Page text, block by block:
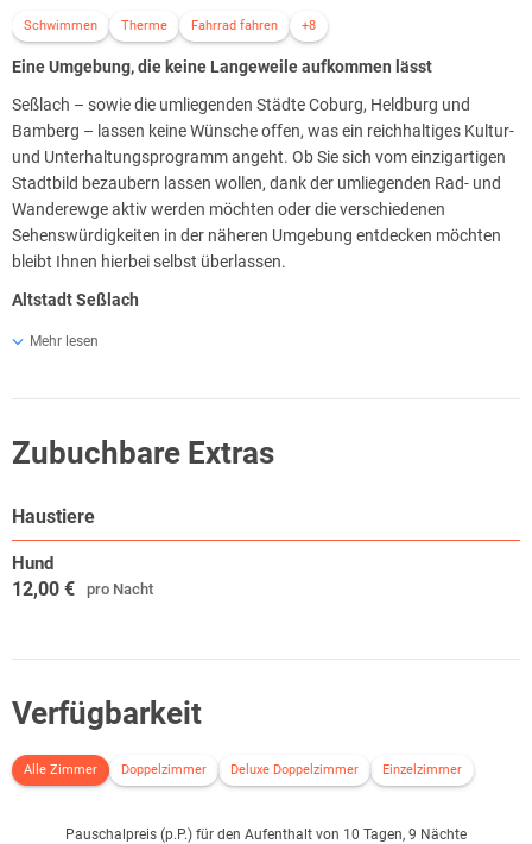
Schwimmen Therme Fahrrad fahren +8
Eine Umgebung, die keine Langeweile aufkommen lässt
Seßlach – sowie die umliegenden Städte Coburg, Heldburg und
Bamberg – lassen keine Wünsche offen, was ein reichhaltiges Kultur-
und Unterhaltungsprogramm angeht. Ob Sie sich vom einzigartigen
Stadtbild bezaubern lassen wollen, dank der umliegenden Rad- und
Wanderewge aktiv werden möchten oder die verschiedenen
Sehenswürdigkeiten in der näheren Umgebung entdecken möchten
bleibt Ihnen hierbei selbst überlassen.
Altstadt Seßlach
Seßlach, oft auch das „Kleinod des Coburger Landes“ genannt besitzt
nicht finden.
Die Umgebung rund um Seßlach bietet Ihnen eine Vielzahl an
Sehenswürdigkeiten und Ausflugszielen – von Burgen über Schlösser
bis hin zum Wildpark ist für jeden Geschmack etwas dabei.
Bädern steht Ihnen in näherer Umgebung bereit.
Auch zum Shopping lädt die Seßlacher Umgebung ein. Hier steht dem
Besichtigung verschiedener Outlet und Manufakturen nichts im
Mehr lesen
Zubuchbare Extras
Haustiere
Hund
12,00 € pro Nacht
Verfügbarkeit
Alle Zimmer Doppelzimmer Deluxe Doppelzimmer Einzelzimmer
Pauschalpreis (p.P.) für den Aufenthalt von 10 Tagen, 9 Nächte